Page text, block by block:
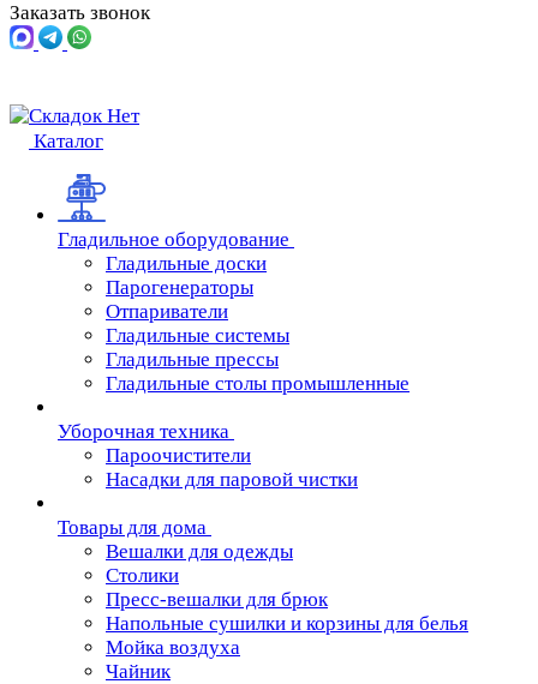
Заказать звонок
Каталог
Гладильное оборудование
Гладильные доски
Парогенераторы
Отпариватели
Гладильные системы
Гладильные прессы
Гладильные столы промышленные
Уборочная техника
Пароочистители
Насадки для паровой чистки
Товары для дома
Вешалки для одежды
Столики
Пресс-вешалки для брюк
Напольные сушилки и корзины для белья
Мойка воздуха
Чайник